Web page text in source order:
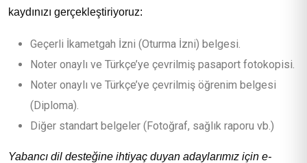
kaydınızı gerçekleştiriyoruz:
Geçerli İkametgah İzni (Oturma İzni) belgesi.
Noter onaylı ve Türkçe’ye çevrilmiş pasaport fotokopisi.
Noter onaylı ve Türkçe’ye çevrilmiş öğrenim belgesi
(Diploma).
Diğer standart belgeler (Fotoğraf, sağlık raporu vb.)
Yabancı dil desteğine ihtiyaç duyan adaylarımız için e-